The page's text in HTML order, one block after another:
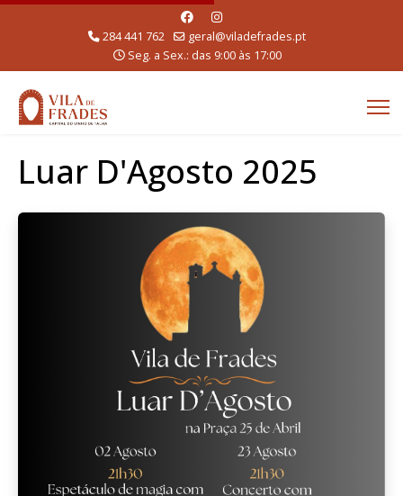
284 441 762
geral@viladefrades.pt
Seg. a Sex.: das 9:00 às 17:00
Luar D'Agosto 2025